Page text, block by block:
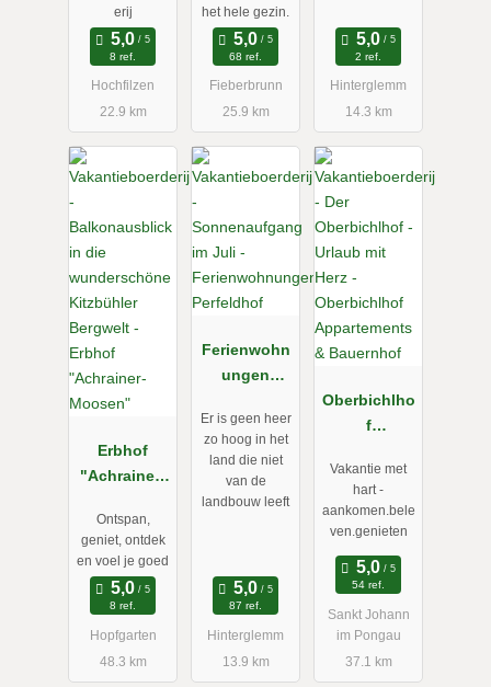
erij
8 ref.
Hochfilzen
22.9 km
het hele gezin.
68 ref.
Fieberbrunn
25.9 km
2 ref.
Hinterglemm
14.3 km
Erbhof
"Achrainer-
Ontspan,
geniet, ontdek
en voel je goed
8 ref.
Hopfgarten
48.3 km
Ferienwohn
ungen
Er is geen heer
zo hoog in het
land die niet
van de
landbouw leeft
87 ref.
Hinterglemm
13.9 km
Oberbichlho
f
s &
Bauernhof
Vakantie met
hart -
aankomen.bele
ven.genieten
54 ref.
Sankt Johann
im Pongau
37.1 km